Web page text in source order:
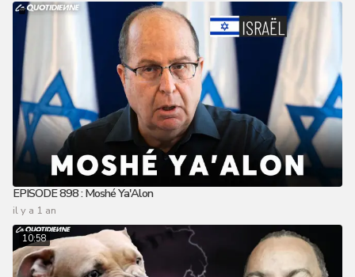
EPISODE 898 : Moshé Ya'Alon
il y a 1 an
10:58